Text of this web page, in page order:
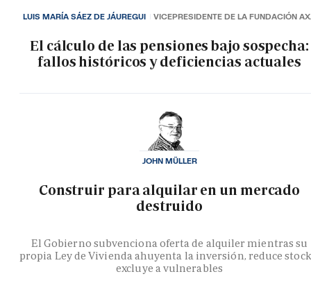
El cálculo de las pensiones bajo sospecha:
fallos históricos y deficiencias actuales
LUIS MARÍA SÁEZ DE JÁUREGUI VICEPRESIDENTE DE LA FUNDACIÓN
Construir para alquilar en un mercado
destruido
El Gobierno subvenciona oferta de alquiler mientras su
propia Ley de Vivienda ahuyenta la inversión, reduce
excluye a vulnerables
JOHN MÜLLER